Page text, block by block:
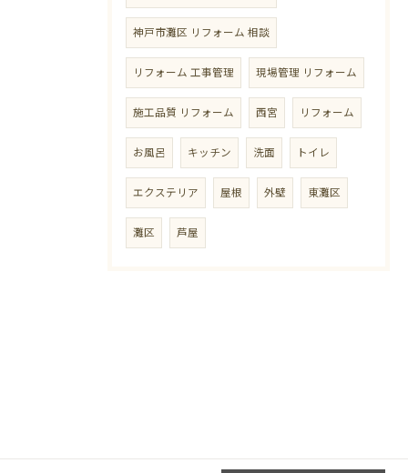
神戸市灘区 リフォーム 相談
リフォーム 工事管理 現場管理 リフォーム
施工品質 リフォーム 西宮 リフォーム
お風呂 キッチン 洗面 トイレ
エクステリア 屋根 外壁 東灘区
灘区 芦屋